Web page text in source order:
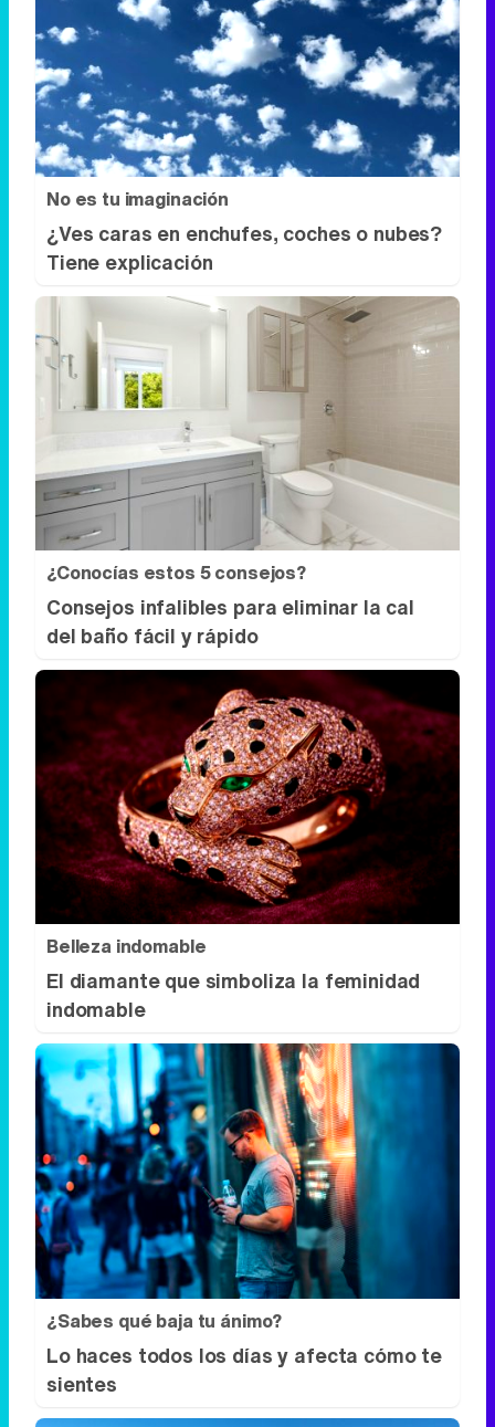
No es tu imaginación
¿Ves caras en enchufes, coches o nubes?
Tiene explicación
¿Conocías estos 5 consejos?
Consejos infalibles para eliminar la cal
del baño fácil y rápido
Belleza indomable
El diamante que simboliza la feminidad
indomable
¿Sabes qué baja tu ánimo?
Lo haces todos los días y afecta cómo te
sientes